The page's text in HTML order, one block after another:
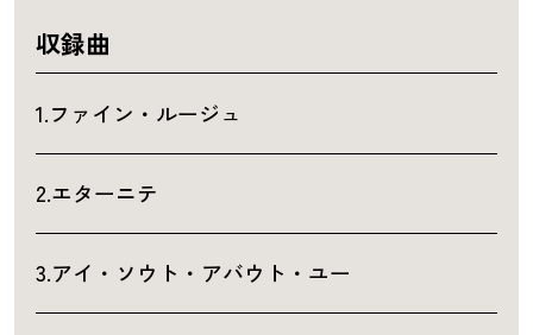
収録曲
1.ファイン・ルージュ
2.エターニテ
3.アイ・ソウト・アバウト・ユー